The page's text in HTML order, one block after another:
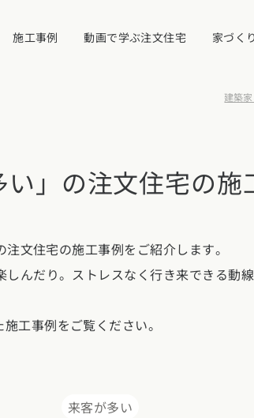
施工事例 動画で学ぶ注文住宅 家づく
山形県福島県
近くの工務
建築
い」の注文住宅の施
文住宅の施工事例をご紹介します。
んだり。ストレスなく行き来できる動
工事例をご覧ください。
来客が多い